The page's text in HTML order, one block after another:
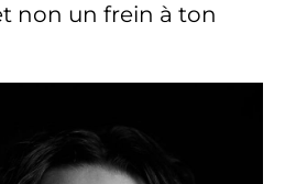
non un frein à ton